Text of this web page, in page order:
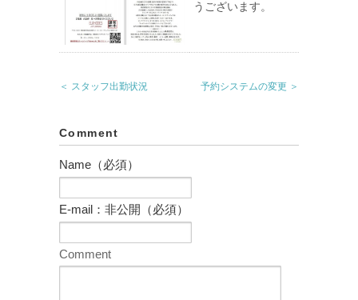
うございます。
＜ スタッフ出勤状況 予約システムの変更 ＞
Comment
Name（必須）
E-mail：非公開（必須）
Comment